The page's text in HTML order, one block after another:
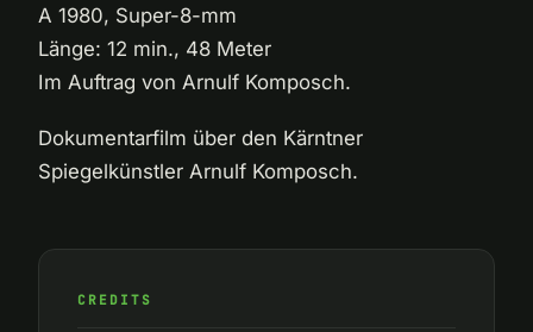
A 1980, Super-8-mm
Länge: 12 min., 48 Meter
Im Auftrag von Arnulf Komposch.
Dokumentarfilm über den Kärntner
Spiegelkünstler Arnulf Komposch.
CREDITS